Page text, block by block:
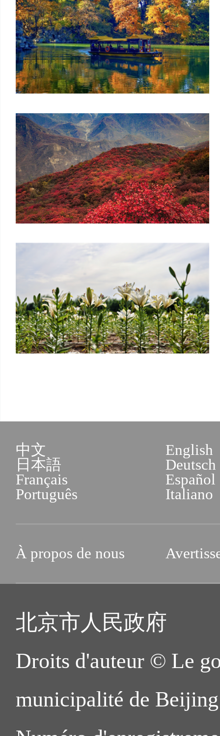
中文
English
日本語
Deutsch
Français
Español
Português
Italiano
À propos de nous
北京市人民政府
Droits d'auteur © Le
municipalité de